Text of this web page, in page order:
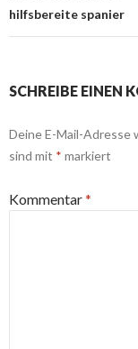
hilfsbereite spanier
SCHREIBE EINEN
Deine E-Mail-
sind mit * markiert
Kommentar*